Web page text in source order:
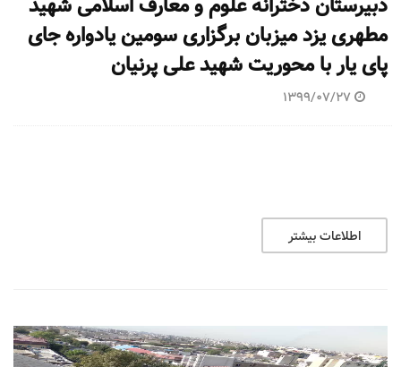
مطهری یزد میزبان برگزاری سومین یادواره جای
پای یار با محوریت شهید علی پرنیان
1399/07/27
اطلاعات بیشتر